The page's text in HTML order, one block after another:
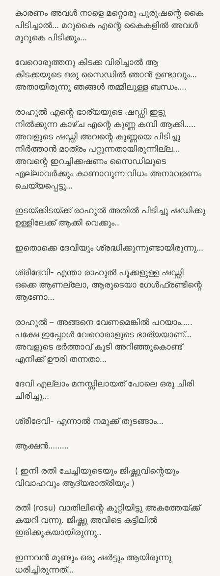
കാരണം അവൾ നാളെ മറ്റൊരു പുരുഷന്റെ കൈ
പിടിച്ചാൽ… മറുകൈ എന്റെ കൈകളിൽ അവൾ
മുറുകെ പിടിക്കും…
വേറൊരുത്തനു കിടക്ക വിരിച്ചാൽ ആ
കിടക്കയുടെ ഒരു സൈഡിൽ ഞാൻ ഉണ്ടാവും…
അതായിരുന്നു ഞങ്ങൾ തമ്മിലുള്ള ബന്ധം….
രാഹുൽ എന്റെ ഭാര്യയുടെ ഷഡ്ഡി ഇട്ടു
നിൽക്കുന്ന കാഴ്ച എന്റെ കുണ്ണ കമ്പി ആക്കി…..
അവളുടെ ഷഡ്ഡി അവന്റെ കുണ്ണയെ പിടിച്ചു
നിർത്താൻ മാത്രം പറ്റുന്നതായിരുന്നില്ല…
അവന്റെ ഇറച്ചിക്കഷണം സൈഡിലൂടെ
എല്ലാവർക്കും കാണാവുന്ന വിധം അനാവരണം
ചെയ്യപ്പെട്ടു…
ഇടയ്ക്കിടയ്ക്ക് രാഹുൽ അതിൽ പിടിച്ചു ഷഡിക്കു
ഉള്ളിലേക്ക് ആക്കി വെക്കും..
ഇതൊക്കെ ദേവിയും ശ്രദ്ധിക്കുന്നുണ്ടായിരുന്നു…
ശ്രീദേവി- എന്താ രാഹുൽ പൂക്കളുള്ള ഷഡ്ഡി
ഒക്കെ ആണല്ലോ, ആരുടെയാ ഗേൾഫ്രണ്ടിന്റെ
ആണോ…
രാഹുൽ – അങ്ങനെ വേണമെങ്കിൽ പറയാം…..
പക്ഷേ ഇപ്പോൾ വേറൊരാളുടെ ഭാര്യയാണ്…
അവളുടെ ഭർത്താവ് കൂടി അറിഞ്ഞുകൊണ്ട്
എനിക്ക് ഊരി തന്നതാ…
ദേവി എല്ലാം മനസ്സിലായത് പോലെ ഒരു ചിരി
ചിരിച്ചു…
ശ്രീദേവി- എന്നാൽ നമുക്ക് തുടങ്ങാം…
ആക്ഷൻ………
( ഇനി രതി ചേച്ചിയുടെയും ജിഷ്ണുവിന്റെയും
വിവാഹവും ആദ്യരാത്രിയും )
രതി (rosu) വാതിലിന്റെ കുറ്റിയിട്ടു അകത്തേയ്ക്ക്
കയറി വന്നു. ജിഷ്ണു അവിടെ കട്ടിലിൽ
ഇരിക്കുകയായിരുന്നു..
ഇന്നവൻ മുണ്ടും ഒരു ഷർട്ടും ആയിരുന്നു
ധരിച്ചിരുന്നത്…